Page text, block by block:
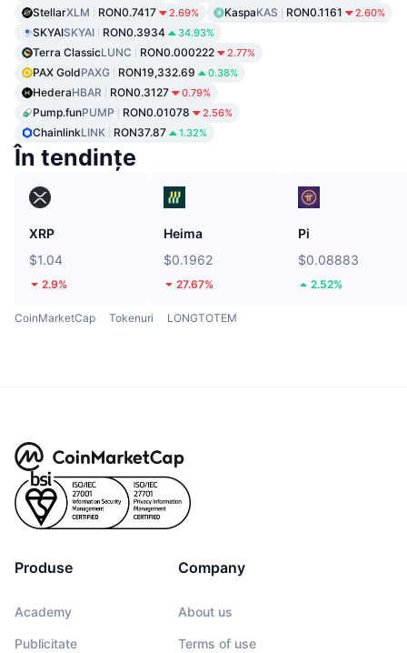
StellarXLM RON0.7417 2.69% KaspaKAS RON0.1161 2.60%
SKYAISKYAI RON0.3934 34.93%
Terra ClassicLUNC RON0.000222 2.77%
PAX GoldPAXG RON19,332.69 0.38%
HederaHBAR RON0.3127 0.79%
Pump.funPUMP RON0.01078 2.56%
ChainlinkLINK RON37.87 1.32%
În tendințe
XRP
$1.04
2.9%
Heima
$0.1962
27.67%
Pi
$0.08883
2.52%
CoinMarketCap Tokenuri LONGTOTEM
Produse
Academy
Publicitate
Company
About us
Terms of use